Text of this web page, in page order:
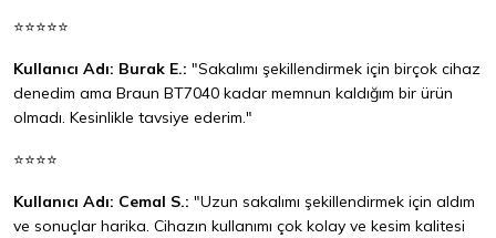
⭐⭐⭐⭐⭐
Kullanıcı Adı: Burak E.: "Sakalımı şekillendirmek için birçok cihaz
denedim ama Braun BT7040 kadar memnun kaldığım bir ürün
olmadı. Kesinlikle tavsiye ederim."
⭐⭐⭐⭐
Kullanıcı Adı: Cemal S.: "Uzun sakalımı şekillendirmek için aldım
ve sonuçlar harika. Cihazın kullanımı çok kolay ve kesim kalitesi